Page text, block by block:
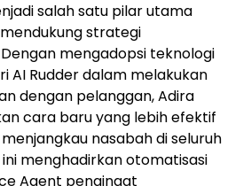
salah satu pilar utama
strategi
mengadopsi teknologi
AI Rudder dalam melakukan
dengan pelanggan, Adira
cara baru yang lebih efektif
nasabah di seluruh
ini menghadirkan otomatisasi
Agent pengingat